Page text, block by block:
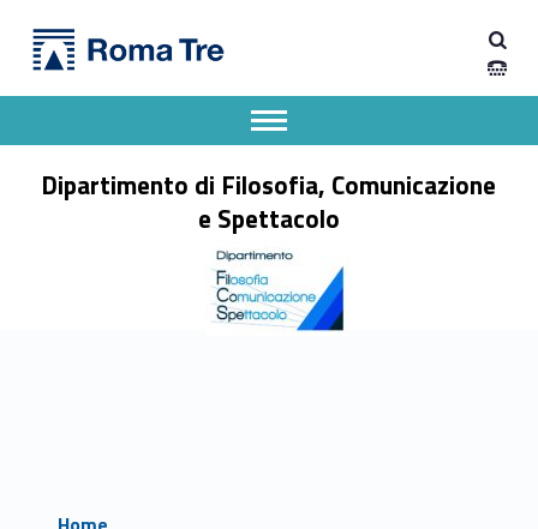
Dipartimento di Filosofia, Comunicazione e Spettacolo
Dipartimento di Filosofia, Comunicazione
e Spettacolo
Apri il menu secondario
Header info sidebar